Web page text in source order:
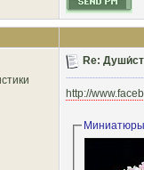
Re:
http://
Миниатюры